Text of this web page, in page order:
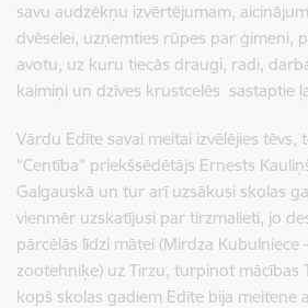
savu audzēkņu izvērtējumam,
dvēselei, uzņemties rūpes par ģimeni,
avotu, uz kuru tiecās draugi, radi,
kaimiņi un dzīves krustcelēs sastaptie
Vārdu Edīte savai meitai izvēlējies tēvs,
“Centība” priekšsēdētājs Ernests
Galgauskā un tur arī uzsākusi skolas
vienmēr uzskatījusi par tirzmalieti, jo
pārcēlās līdzi mātei (Mirdza Kubulniece
zootehniķe) uz Tirzu, turpinot mācības
kopš skolas gadiem Edīte bija meitene